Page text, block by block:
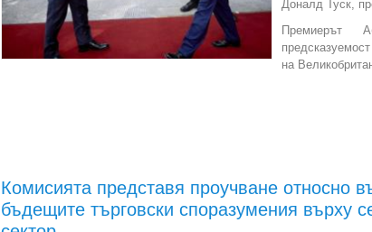
Доналд Туск,
Премиерът
на
Комисията представя проучване относно
бъдещите търговски споразумения върху